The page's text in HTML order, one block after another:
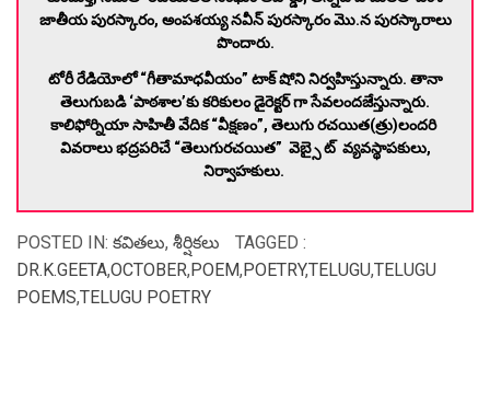
జాతీయ పురస్కారం, అంపశయ్య నవీన్ పురస్కారం మొ.న పురస్కారాలు
పొందారు.
టోరీ రేడియోలో “గీతామాధవీయం” టాక్ షోని నిర్వహిస్తున్నారు. తానా
తెలుగుబడి ‘పాఠశాల’కు కరికులం డైరెక్టర్ గా సేవలందజేస్తున్నారు.
కాలిఫోర్నియా సాహితీ వేదిక “వీక్షణం”, తెలుగు రచయిత(త్రు)లందరి
వివరాలు భద్రపరిచే “తెలుగురచయిత” వెబ్సై ట్ వ్యవస్థాపకులు,
నిర్వాహకులు.
POSTED IN: కవితలు, శీర్షికలు
TAGGED :
DR.K.GEETA,OCTOBER,POEM,POETRY,TELUGU,TELUGU
POEMS,TELUGU POETRY